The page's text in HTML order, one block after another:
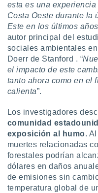
Puedes
acceder a
a
únicos
similares
como
este sitio
IP
de
esta es una
Costa Oeste durante la
Este en los últimos años
autor principal del
sociales ambientales
Doerr de Stanford . “
el impacto de este
tanto ahora como en el
calienta”.
Los investigadores
comunidad
exposición al humo.
muertes relacionadas
forestales podrían
dólares en daños
de emisiones sin
temperatura global de